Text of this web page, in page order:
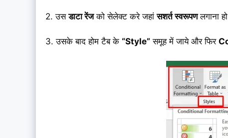
2. उसडाटा रेंजको सेलेक्ट करे जहांसशर्त स्वरूपणलगाना
3. उसके बाद होम टैब के “Style” समूह में जाये और फिर